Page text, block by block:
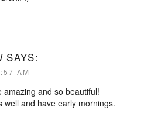
SAYS:
AM
and so beautiful!
well and have early mornings.